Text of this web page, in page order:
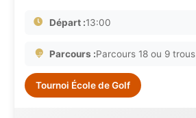
Départ :13:00
Parcours :Parcours 18 ou 9 trous
Tournoi École de Golf